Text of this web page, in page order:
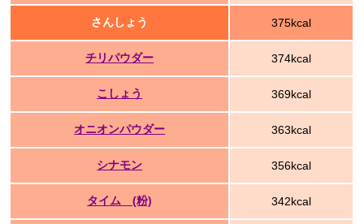
さんしょう 375kcal
チリパウダー 374kcal
こしょう 369kcal
オニオンパウダー 363kcal
シナモン 356kcal
タイム (粉) 342kcal